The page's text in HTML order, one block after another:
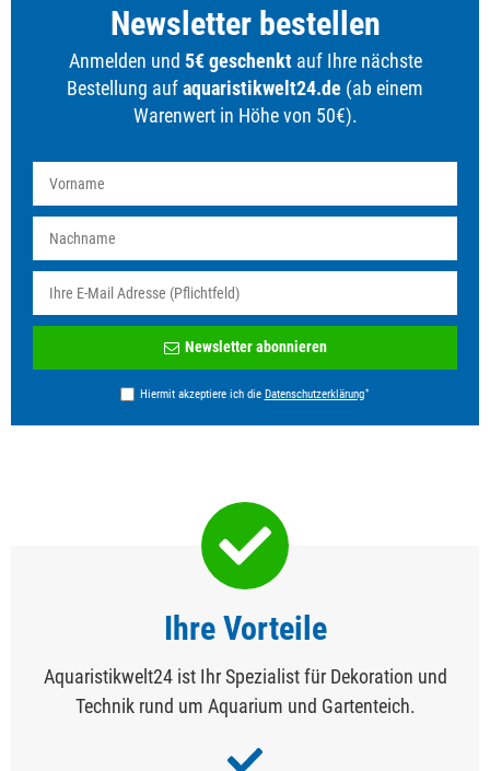
Newsletter bestellen
Anmelden und 5€ geschenktauf Ihre nächste
Bestellung aufaquaristikwelt24.de (ab einem
Warenwert in Höhe von 50€).
Honig
Newsletter abonnieren
Hiermit akzeptiere ich die Daten­schutz­erklärung*
Ihre Vorteile
Aquaristikwelt24 ist Ihr Spezialist für Dekoration und
Technik rund um Aquarium und Gartenteich.